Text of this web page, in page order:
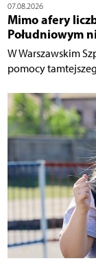
07.08.2026
Mimo afery
Południowym
W Warszawskim
pomocy